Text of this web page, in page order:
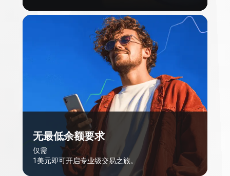
无最低余额要求
仅需
1美元即可开启专业级交易之旅。